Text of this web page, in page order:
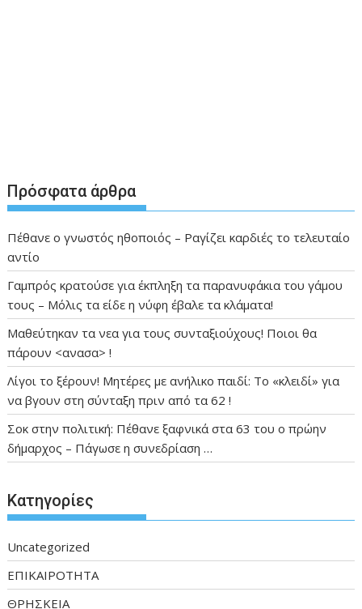
Πρόσφατα άρθρα
Πέθανε ο γνωστός ηθοποιός – Ραγίζει καρδιές το τελευταίο
αντίο
Γαμπρός κρατούσε για έκπληξη τα παρανυφάκια του γάμου
τους – Μόλις τα είδε η νύφη έβαλε τα κλάματα!
Μαθεύτηκαν τα νεα για τους συνταξιούχους! Ποιοι θα
πάρουν <ανασα> !
Λίγοι το ξέρουν! Μητέρες με ανήλικο παιδί: Το «κλειδί» για
να βγουν στη σύνταξη πριν από τα 62 !
Σοκ στην πολιτική: Πέθανε ξαφνικά στα 63 του ο πρώην
δήμαρχος – Πάγωσε η συνεδρίαση …
Kατηγορίες
Uncategorized
ΕΠΙΚΑΙΡΟΤΗΤΑ
ΘΡΗΣΚΕΙΑ